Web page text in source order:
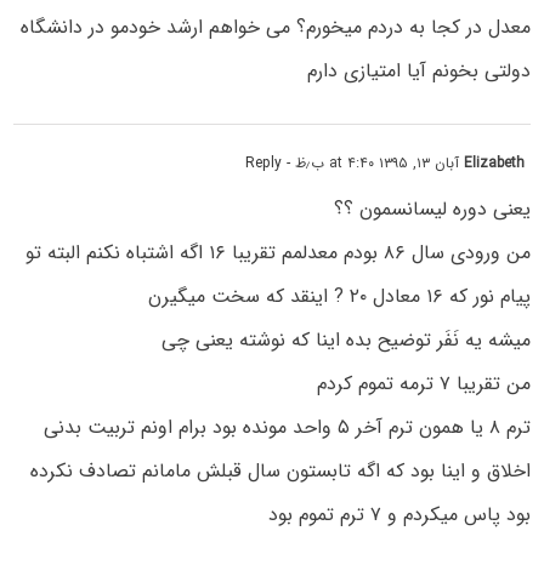
معدل در کجا به دردم میخورم؟ می خواهم ارشد خودمو در دانشگاه
دولتی بخونم آیا امتیازی دارم
Elizabethآبان ۱۳, ۱۳۹۵ at ۴:۴۰ ب٫ظ - Reply
یعنی دوره لیسانسمون ؟؟
من ورودی سال ۸۶ بودم معدلمم تقریبا ۱۶ اگه اشتباه نکنم البته تو
پیام نور که ۱۶ معادل ۲۰ ? اینقد که سخت میگیرن
میشه یه نَفَر توضیح بده اینا که نوشته یعنی چی
من تقریبا ۷ ترمه تموم کردم
ترم ۸ یا همون ترم آخر ۵ واحد مونده بود برام اونم تربیت بدنی
اخلاق و اینا بود که اگه تابستون سال قبلش مامانم تصادف نکرده
بود پاس میکردم و ۷ ترم تموم بود